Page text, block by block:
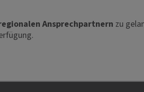
Ansprechpartnern zu